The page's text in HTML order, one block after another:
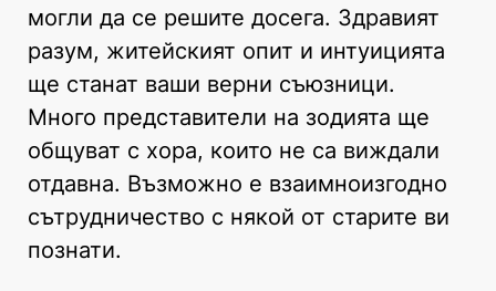
могли да се решите досега. Здравият
разум, житейският опит и интуицията
ще станат ваши верни съюзници.
Много представители на зодията ще
общуват с хора, които не са виждали
отдавна. Възможно е взаимноизгодно
сътрудничество с някой от старите ви
познати.